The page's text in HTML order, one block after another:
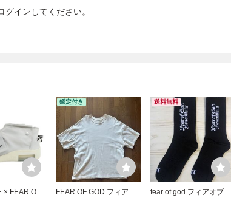
インしてください。
× FEAR OF
鑑定付き
FEAR OF GOD フィアオ
送料無料
fear of god フィアオブゴ